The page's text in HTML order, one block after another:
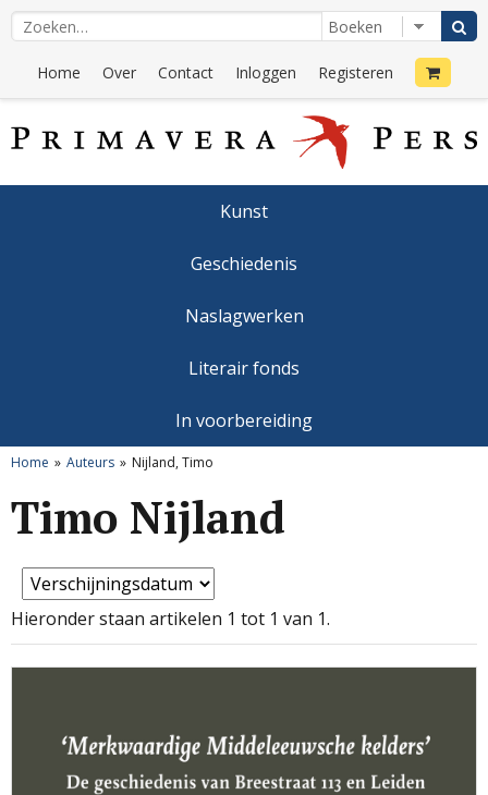
Home Over Contact Inloggen Registeren
Kunst
Geschiedenis
Naslagwerken
Literair fonds
In voorbereiding
Home Auteurs Nijland, Timo
Timo Nijland
Hieronder staan artikelen 1 tot 1 van 1.